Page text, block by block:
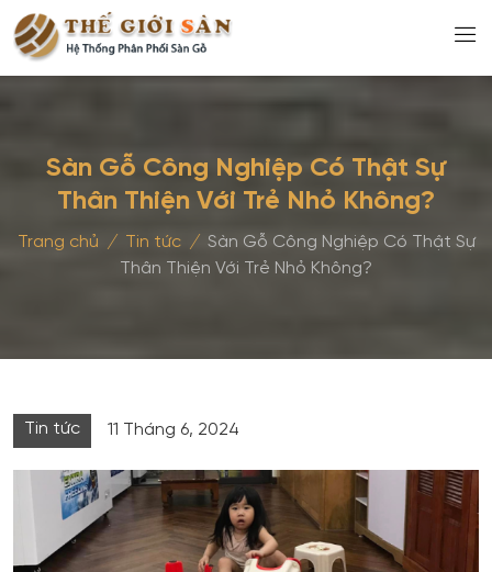
Sàn Gỗ Công Nghiệp Có Thật Sự
Thân Thiện Với Trẻ Nhỏ Không?
Trang chủ / Tin tức / Sàn Gỗ Công Nghiệp Có Thật Sự
Thân Thiện Với Trẻ Nhỏ Không?
Tin tức 11 Tháng 6, 2024